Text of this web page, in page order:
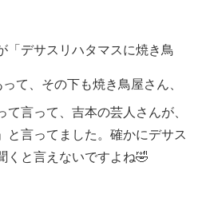
「デサスリハタマスに焼き鳥
て、その下も焼き鳥屋さん、
て言って、吉本の芸人さんが、
と言ってました。確かにデサス
くと言えないですよね🤣